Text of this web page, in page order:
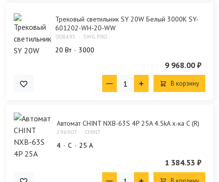
Трековый светильник SY 20W Белый 3000К SY-
601202-WH-20-WW
008495 SWG PRO
20 Bт 3000
9 968.00 ₽
В корзину
Автомат CHINT NXB-63S 4P 25A 4.5kA х-ка C (R)
296907 CHINT
4 C 25 А
1 384.53 ₽